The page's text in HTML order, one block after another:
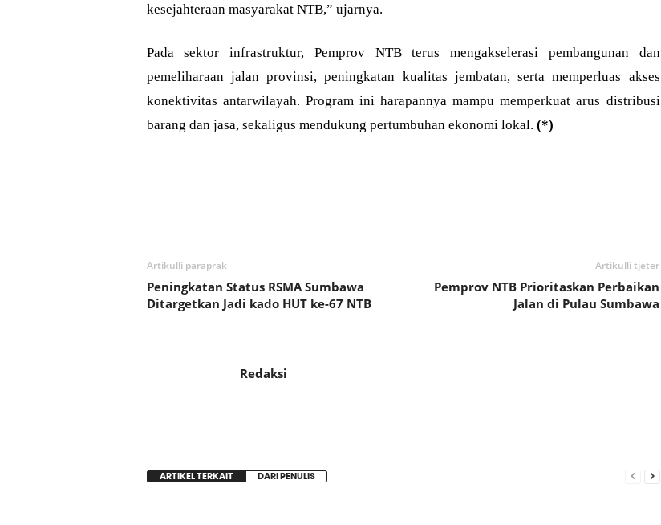
kesejahteraan masyarakat NTB,” ujarnya.
Pada sektor infrastruktur, Pemprov NTB terus mengakselerasi pembangunan dan
pemeliharaan jalan provinsi, peningkatan kualitas jembatan, serta memperluas akses
konektivitas antarwilayah. Program ini harapannya mampu memperkuat arus distribusi
barang dan jasa, sekaligus mendukung pertumbuhan ekonomi lokal. (*)
Artikulli paraprak
Peningkatan Status RSMA Sumbawa
Ditargetkan Jadi kado HUT ke-67 NTB
Artikulli tjetër
Pemprov NTB Prioritaskan Perbaikan
Jalan di Pulau Sumbawa
Redaksi
ARTIKEL TERKAIT DARI PENULIS